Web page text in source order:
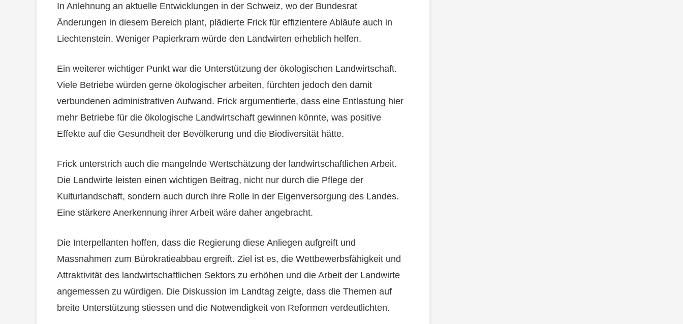
In Anlehnung an aktuelle Entwicklungen in der Schweiz, wo der Bundesrat
Änderungen in diesem Bereich plant, plädierte Frick für effizientere Abläufe auch in
Liechtenstein. Weniger Papierkram würde den Landwirten erheblich helfen.
Ein weiterer wichtiger Punkt war die Unterstützung der ökologischen Landwirtschaft.
Viele Betriebe würden gerne ökologischer arbeiten, fürchten jedoch den damit
verbundenen administrativen Aufwand. Frick argumentierte, dass eine Entlastung hier
mehr Betriebe für die ökologische Landwirtschaft gewinnen könnte, was positive
Effekte auf die Gesundheit der Bevölkerung und die Biodiversität hätte.
Frick unterstrich auch die mangelnde Wertschätzung der landwirtschaftlichen Arbeit.
Die Landwirte leisten einen wichtigen Beitrag, nicht nur durch die Pflege der
Kulturlandschaft, sondern auch durch ihre Rolle in der Eigenversorgung des Landes.
Eine stärkere Anerkennung ihrer Arbeit wäre daher angebracht.
Die Interpellanten hoffen, dass die Regierung diese Anliegen aufgreift und
Massnahmen zum Bürokratieabbau ergreift. Ziel ist es, die Wettbewerbsfähigkeit und
Attraktivität des landwirtschaftlichen Sektors zu erhöhen und die Arbeit der Landwirte
angemessen zu würdigen. Die Diskussion im Landtag zeigte, dass die Themen auf
breite Unterstützung stiessen und die Notwendigkeit von Reformen verdeutlichten.